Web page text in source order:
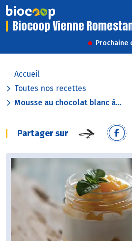
Biocoop Vienne
Prochaine
Accueil
Toutes nos recettes
Mousse au chocolat blanc à...
Partager sur